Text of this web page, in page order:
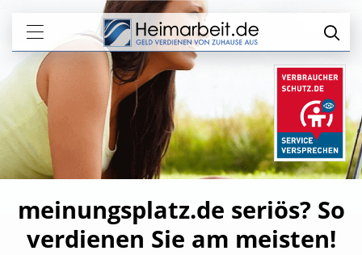
meinungsplatz.de seriös? So
verdienen Sie am meisten!